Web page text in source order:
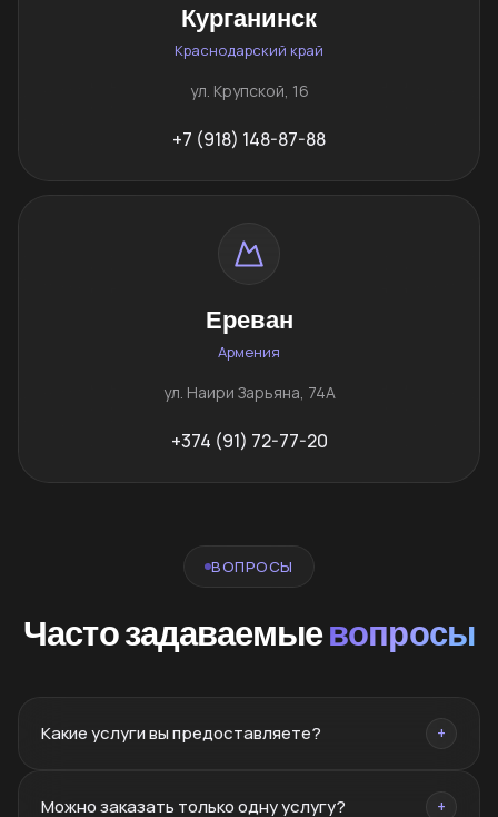
Курганинск
Краснодарский край
ул. Крупской, 16
+7 (918) 148-87-88
Ереван
Армения
ул. Наири Зарьяна, 74А
+374 (91) 72-77-20
ВОПРОСЫ
Часто задаваемыевопросы
Какие услуги вы предоставляете? +
дизайн, полиграфия, фото/видео, маркетплейсы,
Можно заказать только одну услугу? +